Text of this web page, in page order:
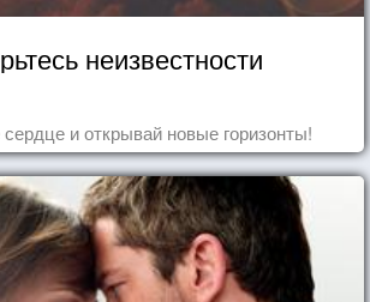
неизвестности
и открывай новые горизонты!